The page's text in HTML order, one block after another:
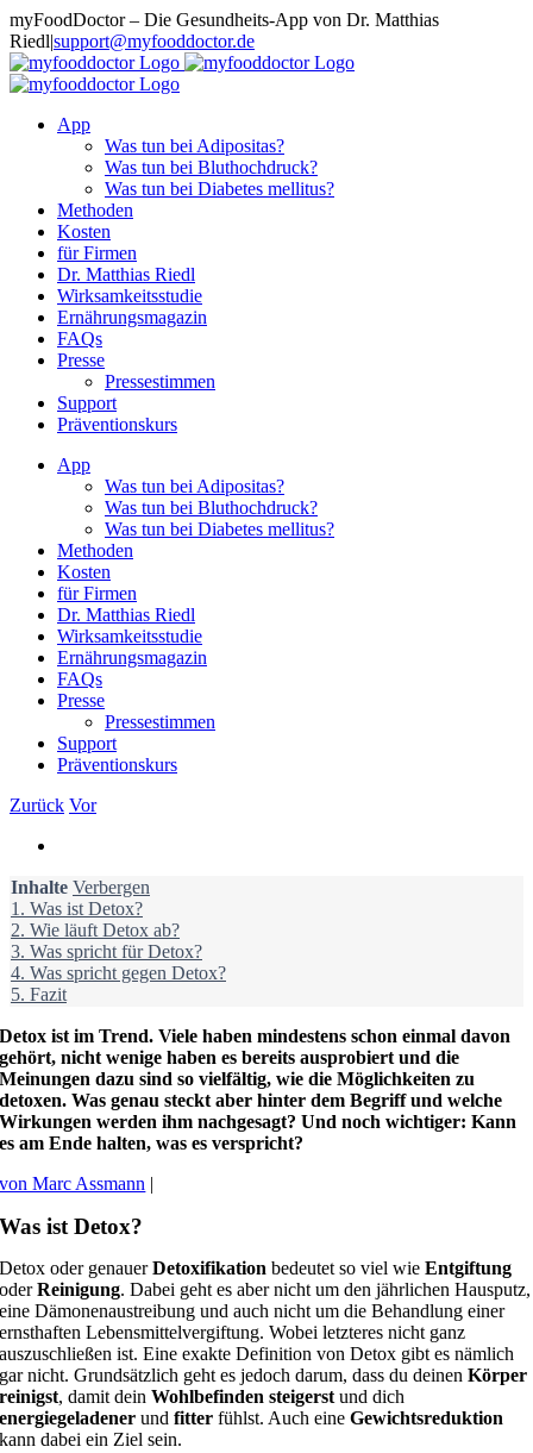
Zum
Inhalt
springen
myFoodDoctor – Die Gesundheits-App von Dr. Matthias
Riedl|support@myfooddoctor.de
E-
Mail
Facebook
Instagram
LinkedIn
App
Was tun bei Adipositas?
Was tun bei Bluthochdruck?
Was tun bei Diabetes mellitus?
Methoden
Kosten
für Firmen
Dr. Matthias Riedl
Wirksamkeitsstudie
Ernährungsmagazin
FAQs
Presse
Pressestimmen
Support
Präventionskurs
App
Was tun bei Adipositas?
Was tun bei Bluthochdruck?
Was tun bei Diabetes mellitus?
Methoden
Kosten
für Firmen
Dr. Matthias Riedl
Wirksamkeitsstudie
Ernährungsmagazin
FAQs
Presse
Pressestimmen
Support
Präventionskurs
Zurück Vor
Bild
Inhalte Verbergen
1. Was ist Detox?
2. Wie läuft Detox ab?
3. Was spricht für Detox?
4. Was spricht gegen Detox?
5. Fazit
Detox ist im Trend. Viele haben mindestens schon einmal davon
gehört, nicht wenige haben es bereits ausprobiert und die
Meinungen dazu sind so vielfältig, wie die Möglichkeiten zu
detoxen. Was genau steckt aber hinter dem Begriff und welche
Wirkungen werden ihm nachgesagt? Und noch wichtiger: Kann
es am Ende halten, was es verspricht?
von Marc Assmann |
Was ist Detox?
Detox oder genauerDetoxifikation bedeutet so viel wieEntgiftung
oderReinigung. Dabei geht es aber nicht um den jährlichen Hausputz,
eine Dämonenaustreibung und auch nicht um die Behandlung einer
ernsthaften Lebensmittelvergiftung. Wobei letzteres nicht ganz
auszuschließen ist. Eine exakte Definition von Detox gibt es nämlich
gar nicht. Grundsätzlich geht es jedoch darum, dass du deinenKörper
reinigst, damit deinWohlbefinden steigerst und dich
energiegeladener undfitter fühlst. Auch eineGewichtsreduktion
kann dabei ein Ziel sein.